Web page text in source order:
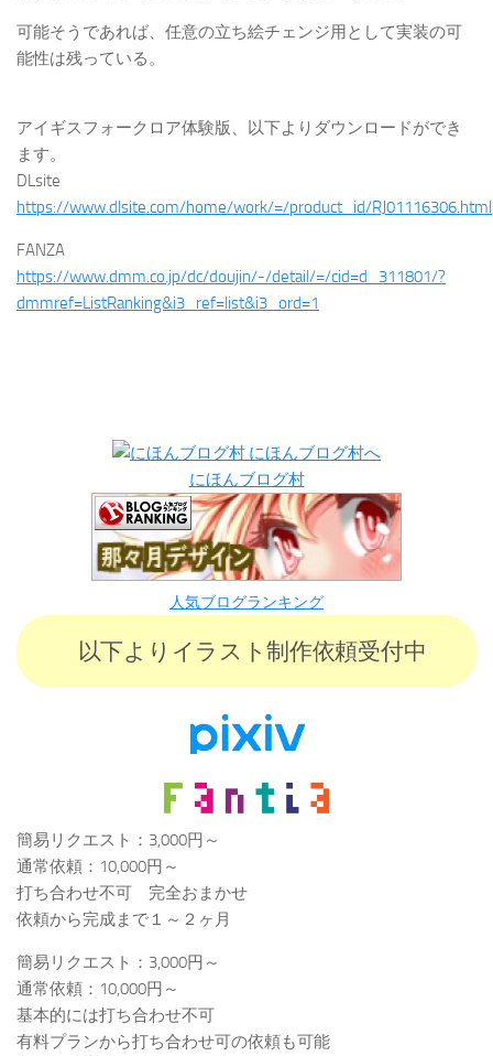
可能そうであれば、任意の立ち絵チェンジ用として実装の可
能性は残っている。
アイギスフォークロア体験版、以下よりダウンロードができ
ます。
DLsite
https://www.dlsite.com/home/work/=/product_id/RJ01116306.html
FANZA
https://www.dmm.co.jp/dc/doujin/-/detail/=/cid=d_311801/?
dmmref=ListRanking&i3_ref=list&i3_ord=1
にほんブログ村
人気ブログランキング
以下よりイラスト制作依頼受付中
簡易リクエスト：3,000円～
通常依頼：10,000円～
打ち合わせ不可 完全おまかせ
依頼から完成まで１～２ヶ月
簡易リクエスト：3,000円～
通常依頼：10,000円～
基本的には打ち合わせ不可
有料プランから打ち合わせ可の依頼も可能